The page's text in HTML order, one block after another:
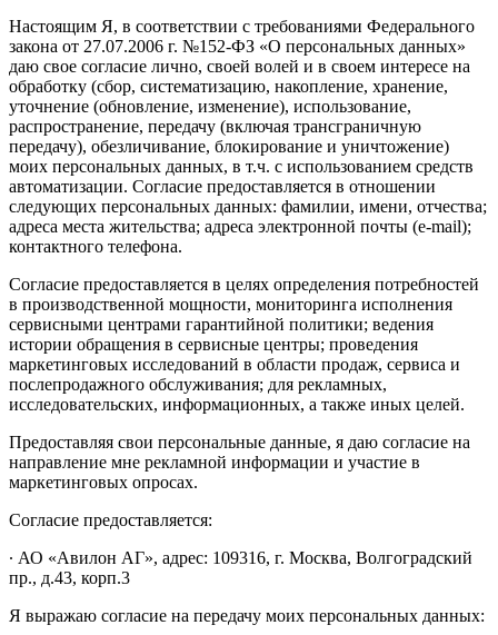
Настоящим Я, в соответствии с требованиями Федерального
закона от 27.07.2006 г. №152-ФЗ «О персональных данных»
даю свое согласие лично, своей волей и в своем интересе на
обработку (сбор, систематизацию, накопление, хранение,
уточнение (обновление, изменение), использование,
распространение, передачу (включая трансграничную
передачу), обезличивание, блокирование и уничтожение)
моих персональных данных, в т.ч. с использованием средств
автоматизации. Согласие предоставляется в отношении
следующих персональных данных: фамилии, имени, отчества;
адреса места жительства; адреса электронной почты (e-mail);
контактного телефона.
Согласие предоставляется в целях определения потребностей
в производственной мощности, мониторинга исполнения
сервисными центрами гарантийной политики; ведения
истории обращения в сервисные центры; проведения
маркетинговых исследований в области продаж, сервиса и
послепродажного обслуживания; для рекламных,
исследовательских, информационных, а также иных целей.
Предоставляя свои персональные данные, я даю согласие на
направление мне рекламной информации и участие в
маркетинговых опросах.
Согласие предоставляется:
∙ АО «Авилон АГ», адрес: 109316, г. Москва, Волгоградский
пр., д.43, корп.3
Я выражаю согласие на передачу моих персональных данных: